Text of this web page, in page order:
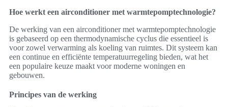
Hoe werkt een airconditioner met warmtepomptechnologie?
De werking van een airconditioner met warmtepomptechnologie
is gebaseerd op een thermodynamische cyclus die essentieel is
voor zowel verwarming als koeling van ruimtes. Dit systeem kan
een continue en efficiënte temperatuurregeling bieden, wat het
een populaire keuze maakt voor moderne woningen en
gebouwen.
Principes van de werking